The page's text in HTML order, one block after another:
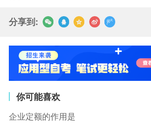
分享到:
你可能喜欢
企业定额的作用是